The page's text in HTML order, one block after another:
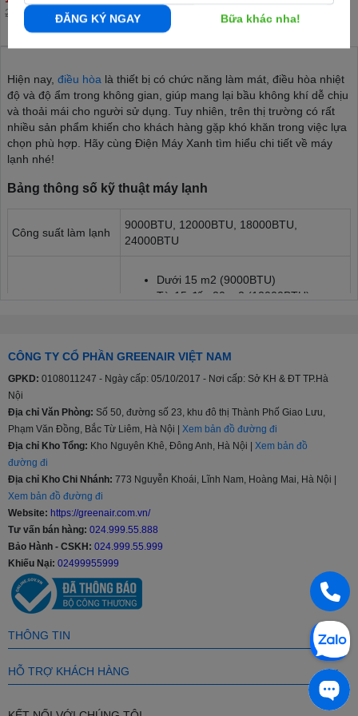
22.250.000đ
Hiện nay, điều hòa là thiết bị có chức năng làm mát, điều hòa nhiệt
độ và độ ẩm trong không gian, giúp mang lại bầu không khí dễ chịu
và thoải mái cho người sử dụng. Tuy nhiên, trên thị trường có rất
nhiều sản phẩm khiến cho khách hàng gặp khó khăn trong việc lựa
chọn phù hợp. Hãy cùng Điện Máy Xanh tìm hiểu chi tiết về máy
lạnh nhé!
Bảng thông số kỹ thuật máy lạnh
Công suất làm lạnh
9000BTU, 12000BTU, 18000BTU,
24000BTU
Dưới 15 m2 (9000BTU)
Từ 15 đến 20 m2 (12000BTU)
Công nghệ tiết kiệm
điện
Loại máy 1 chiều (chỉ làm lạnh) 2 chiều (có sưởi ấm)
Kiểu dáng
tường, máy lạnh đứng
Tiện ích
Màn hình hiển thị nhiệt độ trên dàn
Hiển thị nhiệt độ trên dàn lạnh
CÔNG TY CỔ PHẦN GREENAIR VIỆT NAM
GPKD: 0108011247 - Ngày cấp: 05/10/2017 - Nơi cấp: Sở KH & ĐT TP.Hà
Nội
Địa chỉ Văn Phòng: Số 50, đường số 23, khu đô thị Thành Phố Giao Lưu,
Phạm Văn Đồng, Bắc Từ Liêm, Hà Nội | Xem bản đồ đường đi
Địa chỉ Kho Tổng: Kho Nguyên Khê, Đông Anh, Hà Nội | Xem bản đồ
đường đi
Địa chỉ Kho Chi Nhánh: 773 Nguyễn Khoái, Lĩnh Nam, Hoàng Mai, Hà Nội |
Xem bản đồ đường đi
Website: https://greenair.com.vn/
Tư vấn bán hàng: 024.999.55.888
Bảo Hành - CSKH: 024.999.55.999
Khiếu Nại: 02499955999
THÔNG TIN
HỖ TRỢ KHÁCH HÀNG
ĐĂNG KÝ NGAY Bữa khác nha!